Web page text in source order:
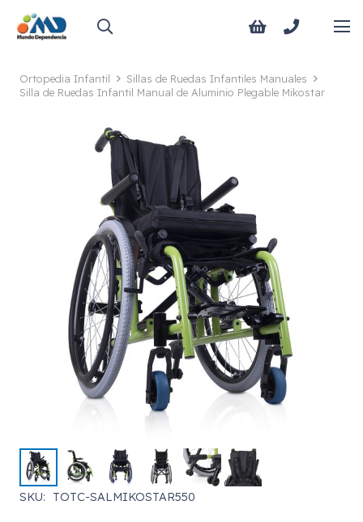
Ortopedia Infantil
Sillas de Ruedas Infantiles Manuales
Silla de Ruedas Infantil Manual de Aluminio Plegable Mikostar
SKU: TOTC-SALMIKOSTAR550